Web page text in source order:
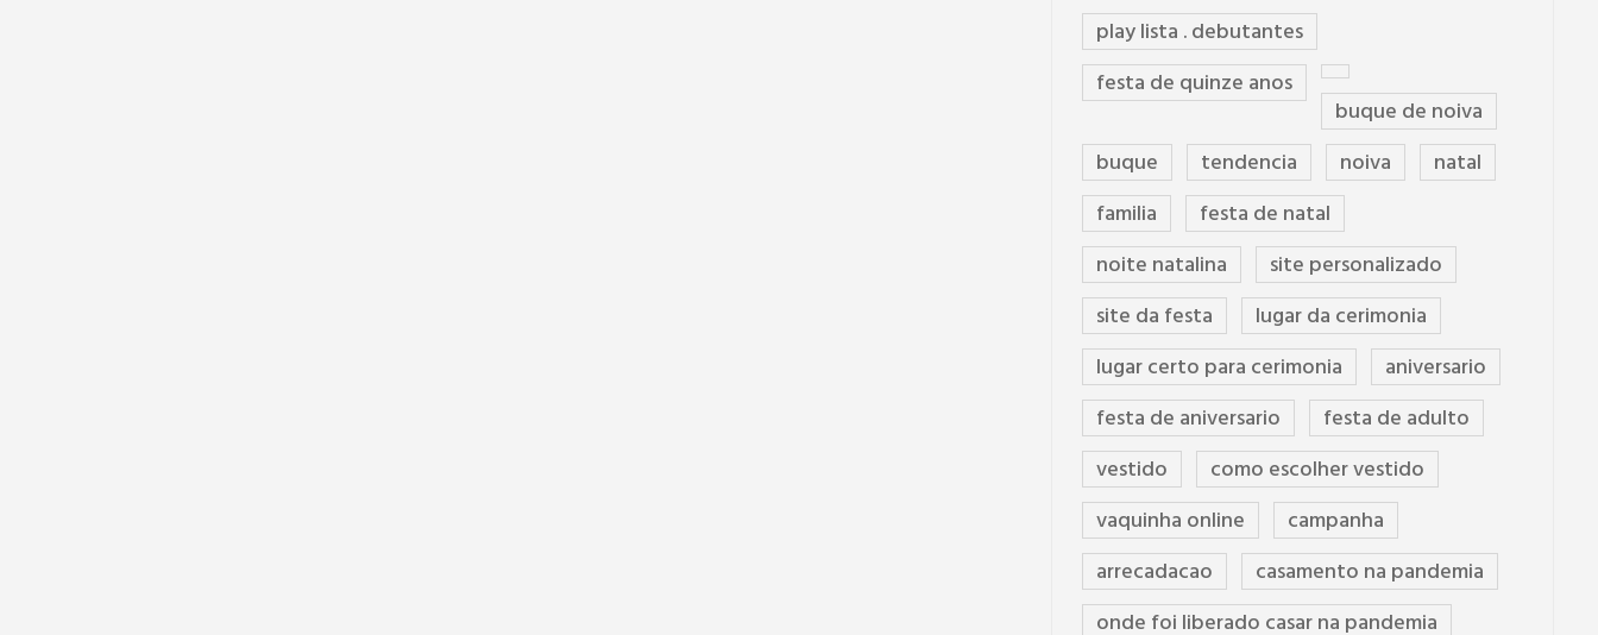
play lista . debutantes
festa de quinze anos
buque de noiva
buque
tendencia noiva
natal
familia
festa de natal
noite natalina
site personalizado
site da festa
lugar da cerimonia
lugar certo para cerimonia
aniversario
festa de aniversario
festa de adulto
vestido
como escolher vestido
vaquinha online
campanha
arrecadacao
casamento na pandemia
onde foi liberado casar na pandemia